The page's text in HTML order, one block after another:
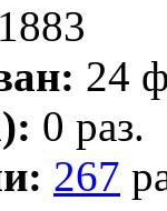
24
0 раз.
267